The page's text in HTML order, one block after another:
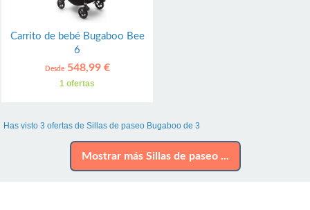
Carrito de bebé Bugaboo Bee
6
Desde548,99 €
1 ofertas
Has visto 3 ofertas de Sillas de paseo Bugaboo de 3
Mostrar más Sillas de paseo ...